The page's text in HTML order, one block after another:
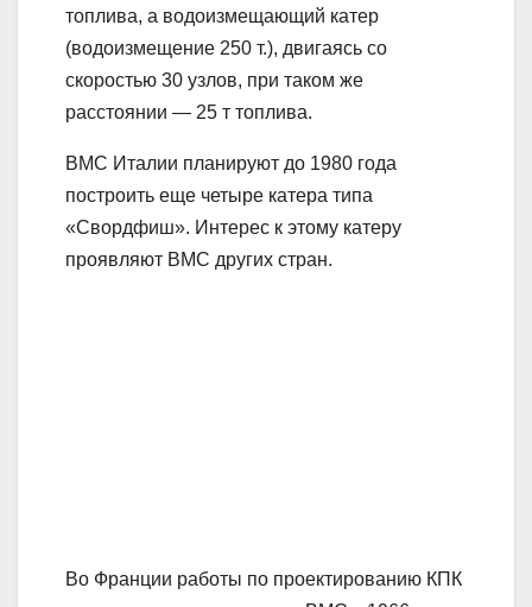
топлива, а водоизмещающий катер
(водоизмещение 250 т.), двигаясь со
скоростью 30 узлов, при таком же
расстоянии — 25 т топлива.
ВМС Италии планируют до 1980 года
построить еще четыре катера типа
«Свордфиш». Интерес к этому катеру
проявляют ВМС других стран.
Во Франции работы по проектированию КПК